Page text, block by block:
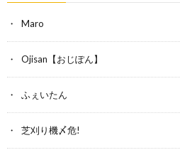
Maro
Ojisan【おじぽん】
ふぇいたん
芝刈り機〆危!